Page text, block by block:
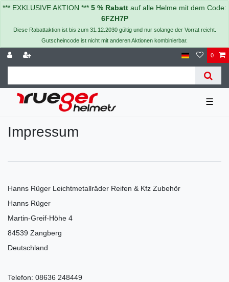
*** EXKLUSIVE AKTION *** 5 % Rabatt auf alle Helme mit dem Code:
6FZH7P
Diese Rabattaktion ist bis zum 31.12.2030 gültig und nur solange der Vorrat reicht.
Gutscheincode ist nicht mit anderen Aktionen kombinierbar.
0
☰
Impressum
Hanns Rüger Leichtmetallräder Reifen & Kfz Zubehör
Hanns Rüger
Martin-Greif-Höhe 4
84539 Zangberg
Deutschland
Telefon: 08636 248449